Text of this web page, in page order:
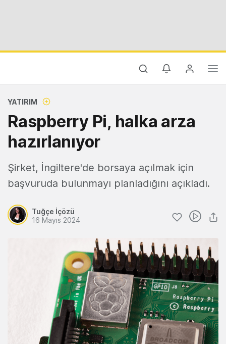
YATIRIM
Raspberry Pi, halka arza
hazırlanıyor
Şirket, İngiltere'de borsaya açılmak için
başvuruda bulunmayı planladığını açıkladı.
Tuğçe İçözü
16 Mayıs 2024